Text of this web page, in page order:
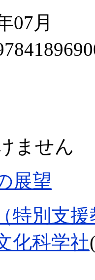
07月
ません
展望
特別支
化科学社